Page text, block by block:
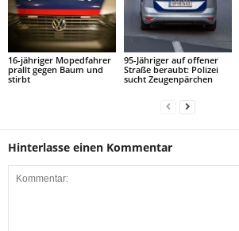
16-jähriger Mopedfahrer
prallt gegen Baum und
stirbt
95-Jähriger auf offener
Straße beraubt: Polizei
sucht Zeugenpärchen
Hinterlasse einen Kommentar